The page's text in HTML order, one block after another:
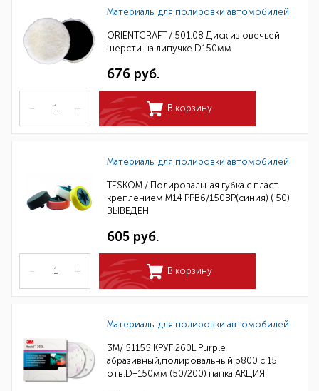
Материалы для полировки автомобилей
ORIENTCRAFT / 501.08 Диск из овечьей
шерсти на липучке D150мм
676 руб.
– + В корзину
Материалы для полировки автомобилей
TESKOM / Полировальная губка с пласт.
креплением М14 РРВ6/150ВР(синия) ( 50)
ВЫВЕДЕН
605 руб.
– + В корзину
Материалы для полировки автомобилей
3M/ 51155 КРУГ 260L Purple
абразивный,полировальный p800 с 15
отв.D=150мм (50/200) папка АКЦИЯ